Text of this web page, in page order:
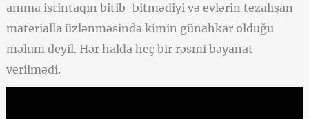
amma istintaqın bitib-bitmədiyi və evlərin tezalışan
materialla üzlənməsində kimin günahkar olduğu
məlum deyil. Hər halda heç bir rəsmi bəyanat
verilmədi.